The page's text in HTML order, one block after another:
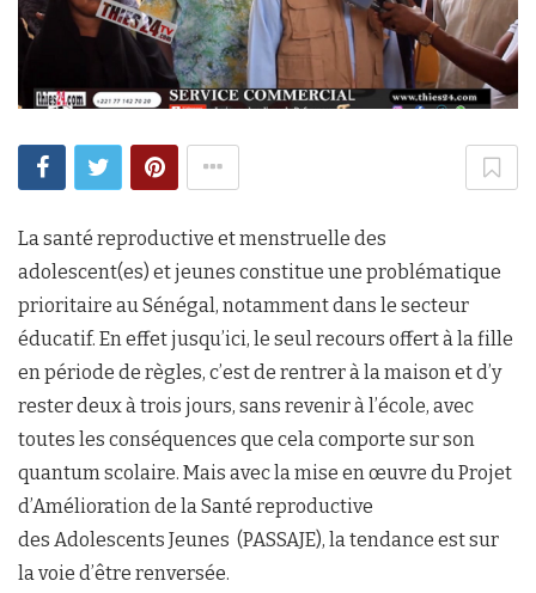
La santé reproductive et menstruelle des
adolescent(es) et jeunes constitue une problématique
prioritaire au Sénégal, notamment dans le secteur
éducatif. En effet jusqu’ici, le seul recours offert à la fille
en période de règles, c’est de rentrer à la maison et d’y
rester deux à trois jours, sans revenir à l’école, avec
toutes les conséquences que cela comporte sur son
quantum scolaire. Mais avec la mise en œuvre du Projet
d’Amélioration de la Santé reproductive
des Adolescents Jeunes (PASSAJE), la tendance est sur
la voie d’être renversée.